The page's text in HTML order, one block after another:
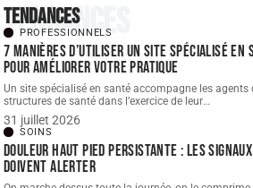
Tendances
Tendances
PROFESSIONNELS
7 manières d’utiliser un site spécialisé en
pour améliorer votre pratique
Un site spécialisé en santé accompagne les agents
structures de santé dans l’exercice de leur…
31 juillet 2026
SOINS
Douleur haut pied persistante : les signaux
doivent alerter